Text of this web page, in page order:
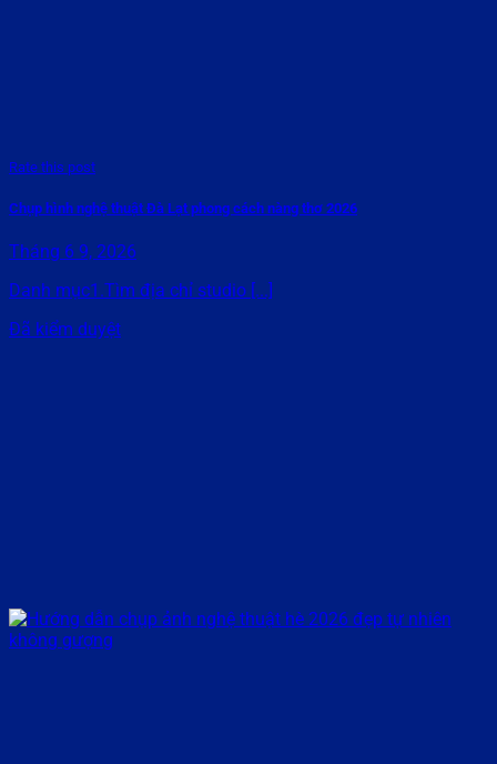
Rate this post
Chụp hình nghệ thuật Đà Lạt phong cách nàng thơ 2026
Tháng 6 9, 2026
Danh mục1.Tìm địa chỉ studio [...]
Đã kiểm duyệt